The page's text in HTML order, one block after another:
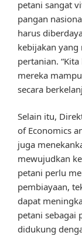
petani sangat
pangan
harus
kebijakan
pertanian.
mereka
secara
Selain itu,
of Economics
juga
mewujudkan
petani perlu
pembiayaan,
dapat
petani sebagai
didukung